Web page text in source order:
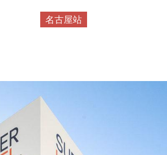
名古屋站